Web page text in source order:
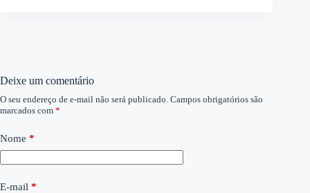
Deixe um comentário
O seu endereço de e-mail não será publicado. Campos obrigatórios são
marcados com *
Nome *
E-mail *